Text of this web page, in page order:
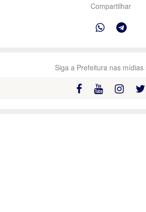
Compartilhar
Siga a Prefeitura nas mídias